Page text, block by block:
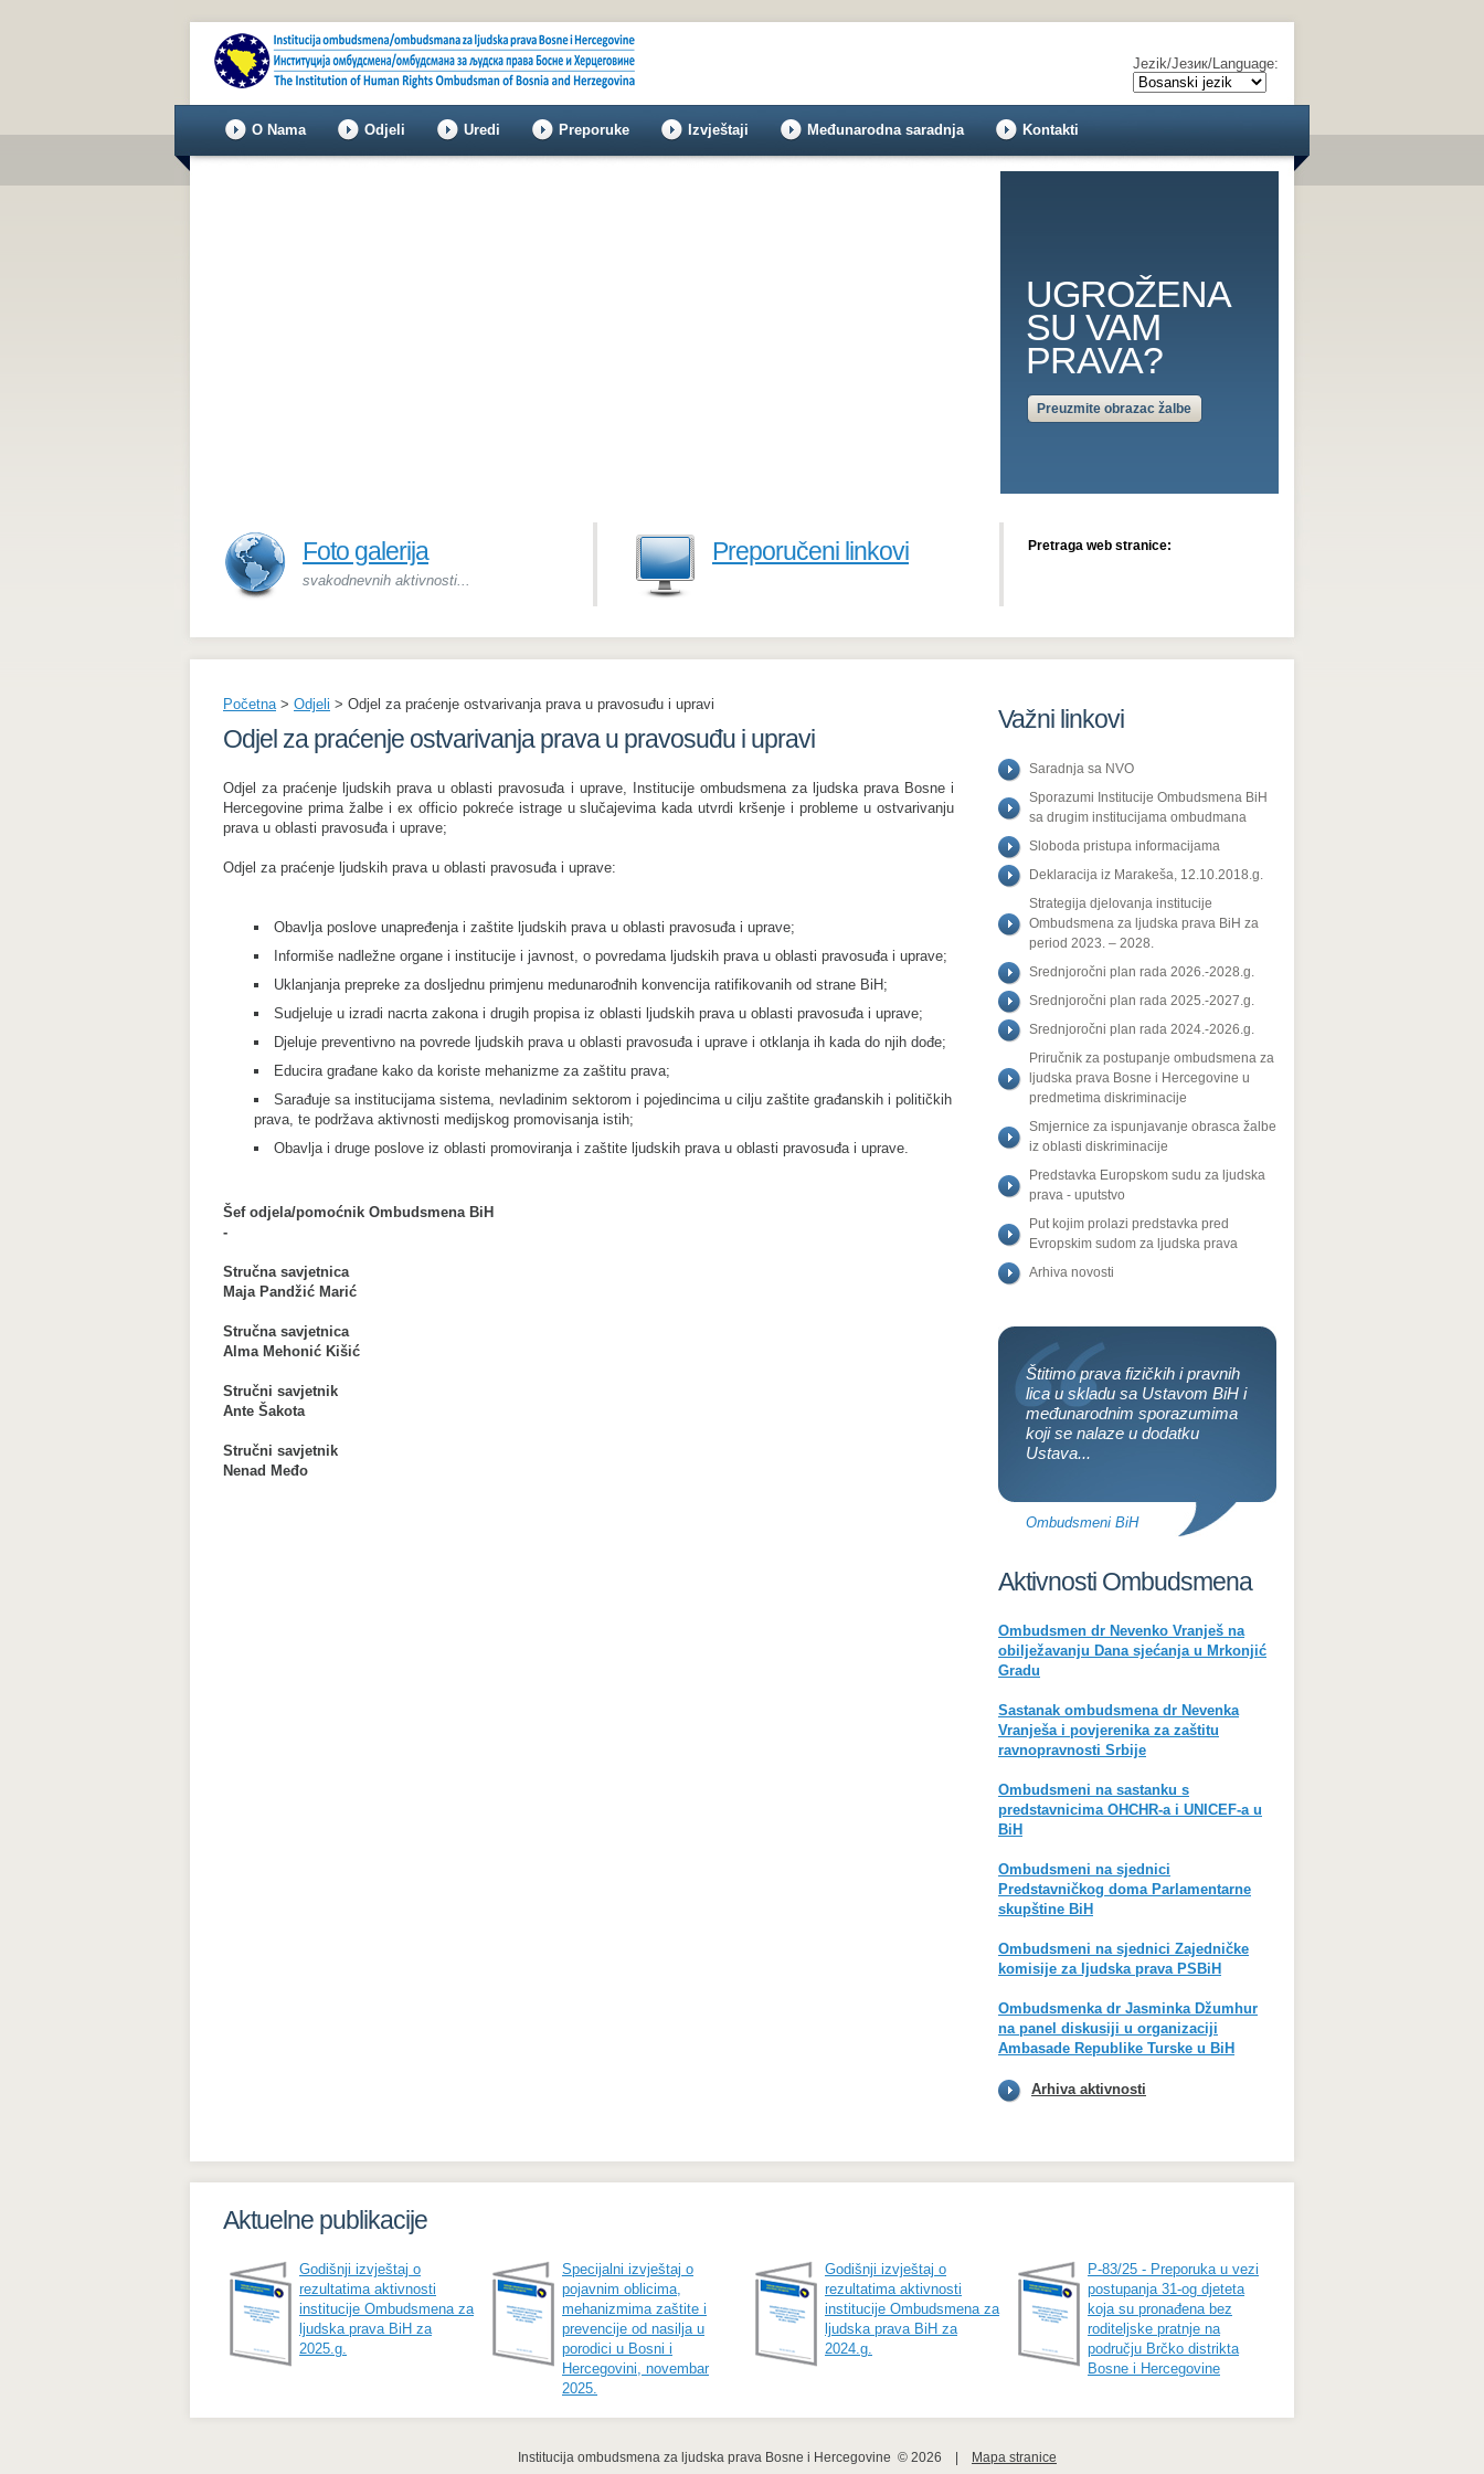
Jezik/Језик/Language:
O Nama Odjeli Uredi Preporuke Izvještaji Međunarodna saradnja Kontakti
UGROŽENA
SU VAM
PRAVA?
Preuzmite obrazac žalbe
Foto galerija
svakodnevnih aktivnosti...
Preporučeni linkovi Pretraga web stranice:
Početna> Odjeli > Odjel za praćenje ostvarivanja prava u pravosuđu i upravi
Odjel za praćenje ostvarivanja prava u pravosuđu i upravi
Odjel za praćenje ljudskih prava u oblasti pravosuđa i uprave, Institucije ombudsmena za ljudska prava Bosne i
Hercegovine prima žalbe i ex officio pokreće istrage u slučajevima kada utvrdi kršenje i probleme u ostvarivanju
prava u oblasti pravosuđa i uprave;
Odjel za praćenje ljudskih prava u oblasti pravosuđa i uprave:
Obavlja poslove unapređenja i zaštite ljudskih prava u oblasti pravosuđa i uprave;
Informiše nadležne organe i institucije i javnost, o povredama ljudskih prava u oblasti pravosuđa i uprave;
Uklanjanja prepreke za dosljednu primjenu medunarođnih konvencija ratifikovanih od strane BiH;
Sudjeluje u izradi nacrta zakona i drugih propisa iz oblasti ljudskih prava u oblasti pravosuđa i uprave;
Djeluje preventivno na povrede ljudskih prava u oblasti pravosuđa i uprave i otklanja ih kada do njih dođe;
Educira građane kako da koriste mehanizme za zaštitu prava;
Sarađuje sa institucijama sistema, nevladinim sektorom i pojedincima u cilju zaštite građanskih i političkih
prava, te podržava aktivnosti medijskog promovisanja istih;
Obavlja i druge poslove iz oblasti promoviranja i zaštite ljudskih prava u oblasti pravosuđa i uprave.
Šef odjela/pomoćnik Ombudsmena BiH
-
Stručna savjetnica
Maja Pandžić Marić
Stručna savjetnica
Alma Mehonić Kišić
Stručni savjetnik
Ante Šakota
Stručni savjetnik
Nenad Međo
Važni linkovi
Saradnja sa NVO
Sporazumi Institucije Ombudsmena BiH
sa drugim institucijama ombudmana
Sloboda pristupa informacijama
Deklaracija iz Marakeša, 12.10.2018.g.
Strategija djelovanja institucije
Ombudsmena za ljudska prava BiH za
period 2023. – 2028.
Srednjoročni plan rada 2026.-2028.g.
Srednjoročni plan rada 2025.-2027.g.
Srednjoročni plan rada 2024.-2026.g.
Priručnik za postupanje ombudsmena za
ljudska prava Bosne i Hercegovine u
predmetima diskriminacije
Smjernice za ispunjavanje obrasca žalbe
iz oblasti diskriminacije
Predstavka Europskom sudu za ljudska
prava - uputstvo
Put kojim prolazi predstavka pred
Evropskim sudom za ljudska prava
Arhiva novosti
Štitimo prava fizičkih i pravnih
lica u skladu sa Ustavom BiH i
međunarodnim sporazumima
koji se nalaze u dodatku
Ustava...
Ombudsmeni BiH
Aktivnosti Ombudsmena
Ombudsmen dr Nevenko Vranješ na
obilježavanju Dana sjećanja u Mrkonjić
Gradu
Sastanak ombudsmena dr Nevenka
Vranješa i povjerenika za zaštitu
ravnopravnosti Srbije
Ombudsmeni na sastanku s
predstavnicima OHCHR-a i UNICEF-a u
BiH
Ombudsmeni na sjednici
Predstavničkog doma Parlamentarne
skupštine BiH
Ombudsmeni na sjednici Zajedničke
komisije za ljudska prava PSBiH
Ombudsmenka dr Jasminka Džumhur
na panel diskusiji u organizaciji
Ambasade Republike Turske u BiH
Arhiva aktivnosti
Aktuelne publikacije
Godišnji izvještaj o
rezultatima aktivnosti
institucije Ombudsmena za
ljudska prava BiH za
2025.g.
Specijalni izvještaj o
pojavnim oblicima,
mehanizmima zaštite i
prevencije od nasilja u
porodici u Bosni i
Hercegovini, novembar
2025.
Godišnji izvještaj o
rezultatima aktivnosti
institucije Ombudsmena za
ljudska prava BiH za
2024.g.
P-83/25 - Preporuka u vezi
postupanja 31-og djeteta
koja su pronađena bez
roditeljske pratnje na
području Brčko distrikta
Bosne i Hercegovine
Institucija ombudsmena za ljudska prava Bosne i Hercegovine  © 2026    | Mapa stranice